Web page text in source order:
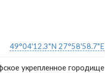
49°04'12.3"N 27°58'58.7"E
укрепленное городище